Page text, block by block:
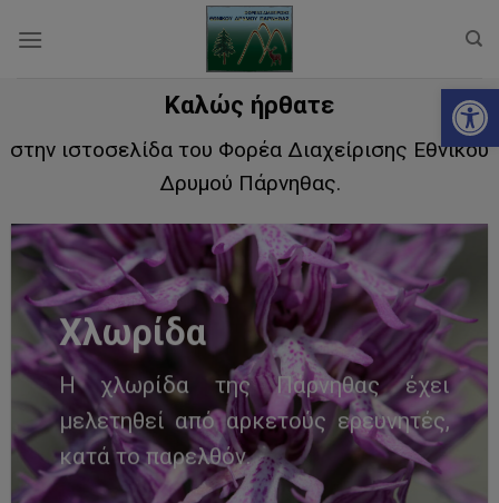
Καλώς ήρθατε
στην ιστοσελίδα του Φορέα Διαχείρισης Εθνικού
Δρυμού Πάρνηθας.
Χλωρίδα
Η χλωρίδα της Πάρνηθας έχει
μελετηθεί από αρκετούς ερευνητές,
κατά το παρελθόν.